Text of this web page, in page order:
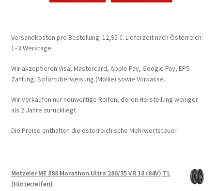
Versandkosten pro Bestellung: 12,95 €. Lieferzeit nach Österreich:
1–3 Werktage.
Wir akzeptieren Visa, Mastercard, Apple Pay, Google Pay, EPS-
Zahlung, Sofortüberweisung (Mollie) sowie Vorkasse.
Wir verkaufen nur neuwertige Reifen, deren Herstellung weniger
als 2 Jahre zurückliegt.
Die Preise enthalten die österreichische Mehrwertsteuer.
Metzeler ME 888 Marathon Ultra 280/35 VR 18 (84V) TL
(Hinterreifen)